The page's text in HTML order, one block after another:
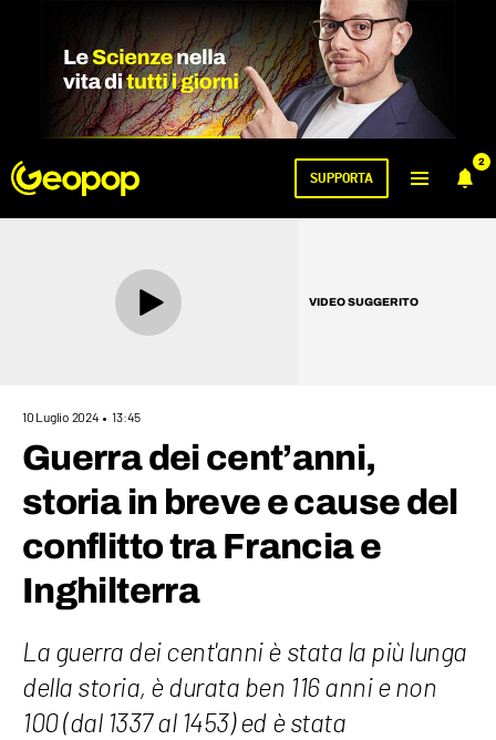
2
SUPPORTA
VIDEO SUGGERITO
10 Luglio 2024 13:45
Guerra dei cent’anni,
storia in breve e cause del
conflitto tra Francia e
Inghilterra
La guerra dei cent'anni è stata la più lunga
della storia, è durata ben 116 anni e non
100 (dal 1337 al 1453) ed è stata